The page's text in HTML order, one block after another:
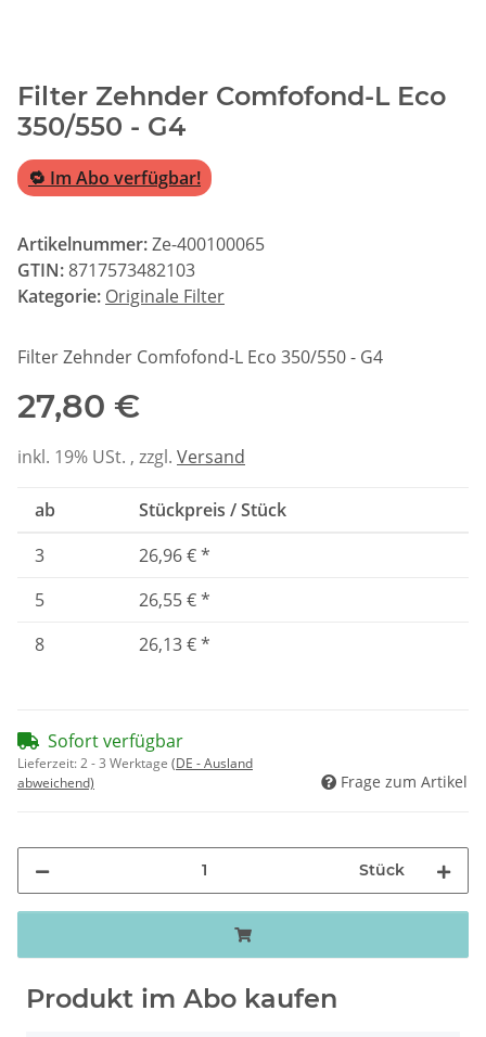
Filter Zehnder Comfofond-L Eco
350/550 - G4
🔁 Im Abo verfügbar!
Artikelnummer:Ze-400100065
GTIN:8717573482103
Kategorie: Originale Filter
Filter Zehnder Comfofond-L Eco 350/550 - G4
27,80 €
inkl. 19% USt. , zzgl. Versand
ab
Stückpreis / Stück
3
26,96 €*
5
26,55 €*
8
26,13 €*
Sofort verfügbar
Lieferzeit:2 - 3 Werktage (DE - Ausland
abweichend)
Frage zum Artikel
Stück
Produkt im Abo kaufen